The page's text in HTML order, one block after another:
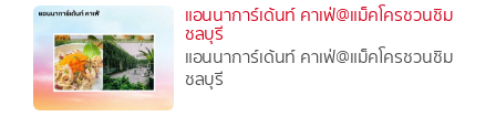
แอนนาการ์เด้นท์ คาเฟ่@แม็คโครชวนชิม
ชลบุรี
แอนนาการ์เด้นท์ คาเฟ่@แม็คโครชวนชิม
ชลบุรี